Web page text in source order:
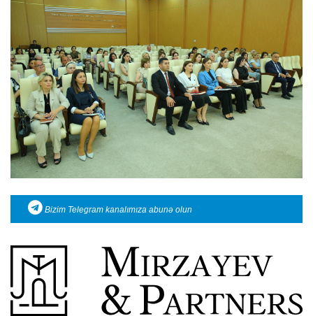
Bizim Telegram kanalımıza abunə olun